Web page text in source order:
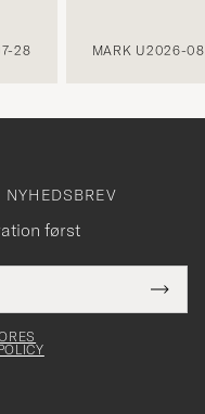
28 MARK U2026-
først